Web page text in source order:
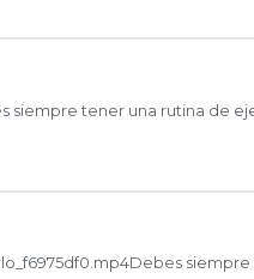
siempre tener una rutina de